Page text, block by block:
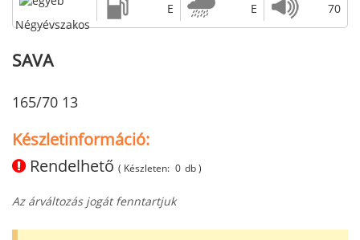
Négyévszakos
E E 70
SAVA
165/70 13
Készletinformáció:
Rendelhető ( Készleten: 0 db )
Az árváltozás jogát fenntartjuk